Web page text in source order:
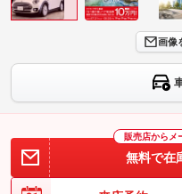
画像
販売店からメ
無料で在